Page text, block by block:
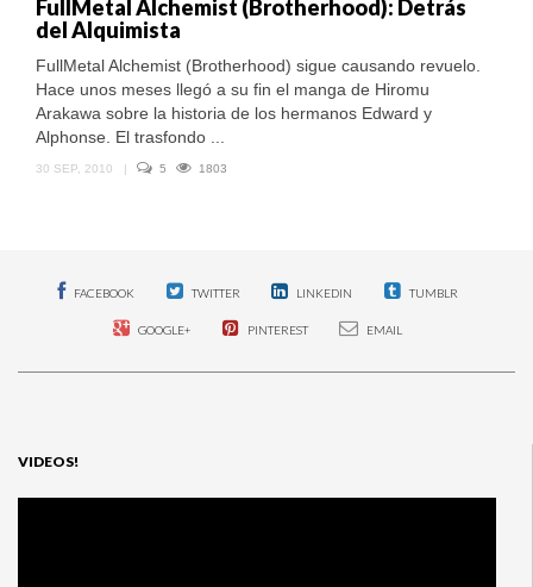
FullMetal Alchemist (Brotherhood): Detrás
del Alquimista
FullMetal Alchemist (Brotherhood) sigue causando revuelo.
Hace unos meses llegó a su fin el manga de Hiromu
Arakawa sobre la historia de los hermanos Edward y
Alphonse. El trasfondo ...
30 SEP, 2010 | 5 1803
FACEBOOK TWITTER LINKEDIN TUMBLR
GOOGLE+ PINTEREST EMAIL
VIDEOS!